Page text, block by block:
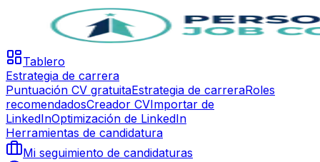
Tablero
Estrategia de carrera
Puntuación CV gratuitaEstrategia de carreraRoles
recomendadosCreador CVImportar de
LinkedInOptimización de LinkedIn
Herramientas de candidatura
Mi seguimiento de candidaturas